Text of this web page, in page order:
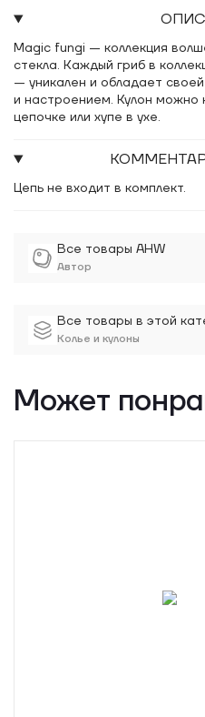
Все товары AHW
Автор
Все товары в этой
Колье и кулоны
Magic fungi — коллекция
стекла. Каждый гриб в
— уникален и обладает
и настроением. Кулон можно
цепочке или хупе в ухе.
Цепь не входит в комплект.
Может